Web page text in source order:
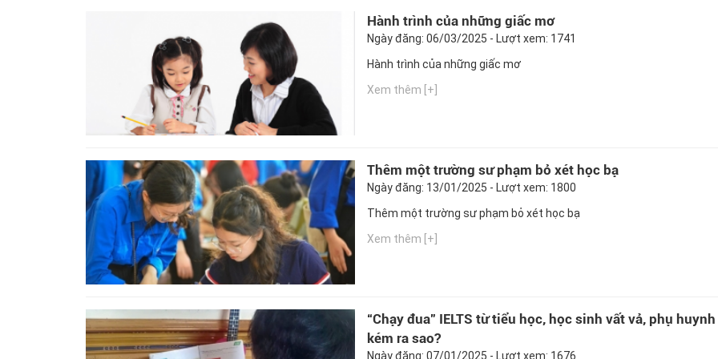
Hành trình của những giấc mơ
Ngày đăng: 06/03/2025 - Lượt xem: 1741
Hành trình của những giấc mơ
Xem thêm [+]
Thêm một trường sư phạm bỏ xét học bạ
Ngày đăng: 13/01/2025 - Lượt xem: 1800
Thêm một trường sư phạm bỏ xét học bạ
Xem thêm [+]
“Chạy đua” IELTS từ tiểu học, học sinh vất vả, phụ
kém ra sao?
Ngày đăng: 07/01/2025 - Lượt xem: 1676